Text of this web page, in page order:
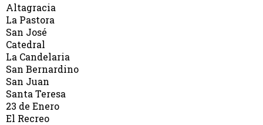
Altagracia
La Pastora
San José
Catedral
La Candelaria
San Bernardino
San Juan
Santa Teresa
23 de Enero
El Recreo